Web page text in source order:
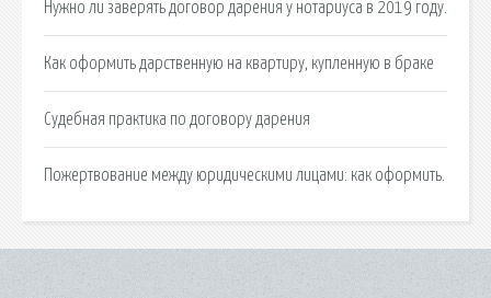
Нужно ли заверять договор дарения у нотариуса в 2019 году.
Как оформить дарственную на квартиру, купленную в браке
Судебная практика по договору дарения
Пожертвование между юридическими лицами: как оформить.